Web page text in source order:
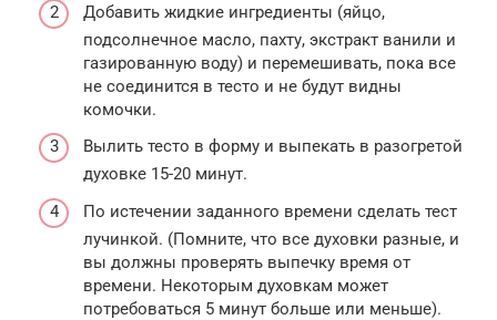
Добавить жидкие ингредиенты (яйцо,
подсолнечное масло, пахту, экстракт ванили и
газированную воду) и перемешивать, пока все
не соединится в тесто и не будут видны
комочки.
Вылить тесто в форму и выпекать в разогретой
духовке 15-20 минут.
По истечении заданного времени сделать тест
лучинкой. (Помните, что все духовки разные, и
вы должны проверять выпечку время от
времени. Некоторым духовкам может
потребоваться 5 минут больше или меньше).